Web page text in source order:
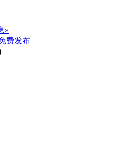
»
费发布